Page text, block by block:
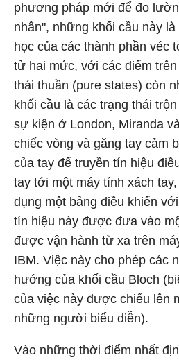
phương pháp mới để đo
nhân", những khối cầu này
học của các thành phần véc
tử hai mức, với các điểm
thái thuần (pure states) còn
khối cầu là các trạng thái
sự kiện ở London, Miranda
chiếc vòng và găng tay cảm
của tay để truyền tín hiệu
tay tới một máy tính xách
dụng một bảng điều khiển
tín hiệu này được đưa vào
được vận hành từ xa trên
IBM. Việc này cho phép các
hướng của khối cầu Bloch
của việc này được chiếu lên
những người biểu diễn).
Vào những thời điểm nhất